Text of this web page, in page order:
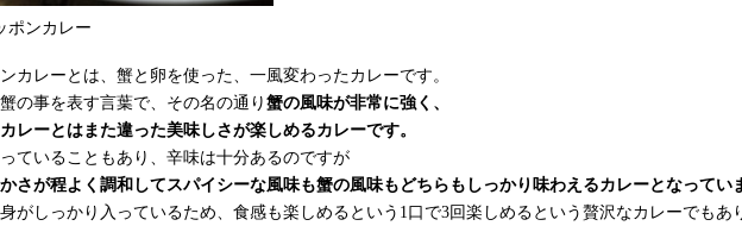
ンカレー
カレーとは、蟹と卵を使った、一風変わったカレーです。
蟹の事を表す言葉で、その名の通り蟹の風味が非常に強く、
レーとはまた違った美味しさが楽しめるカレーです。
ていることもあり、辛味は十分あるのですが
さが程よく調和してスパイシーな風味も蟹の風味もどちらもしっかり味わえるカレーとなってい
がしっかり入っているため、食感も楽しめるという1口で3回楽しめるという贅沢なカレーでもあ